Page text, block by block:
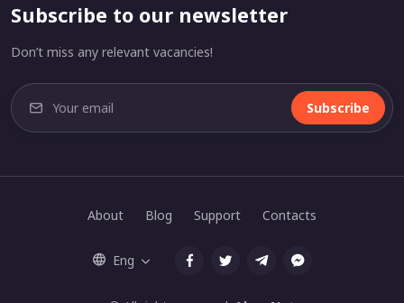
Subscribe to our newsletter
Don’t miss any relevant vacancies!
Subscribe
About Blog Support Contacts
Eng